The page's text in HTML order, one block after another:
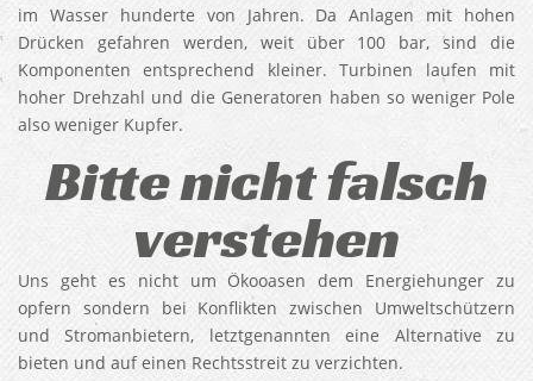
im Wasser hunderte von Jahren. Da Anlagen mit hohen
Drücken gefahren werden, weit über 100 bar, sind die
Komponenten entsprechend kleiner. Turbinen laufen mit
hoher Drehzahl und die Generatoren haben so weniger Pole
also weniger Kupfer.
Bitte nicht falsch
verstehen
Uns geht es nicht um Ökooasen dem Energiehunger zu
opfern sondern bei Konflikten zwischen Umweltschützern
und Stromanbietern, letztgenannten eine Alternative zu
bieten und auf einen Rechtsstreit zu verzichten.